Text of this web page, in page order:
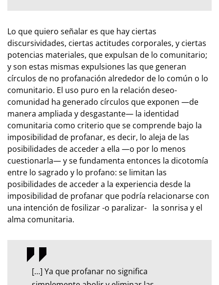
Lo que quiero señalar es que hay ciertas
discursividades, ciertas actitudes corporales, y ciertas
potencias materiales, que expulsan de lo comunitario;
y son estas mismas expulsiones las que generan
círculos de no profanación alrededor de lo común o lo
comunitario. El uso puro en la relación deseo-
comunidad ha generado círculos que exponen —de
manera ampliada y desgastante— la identidad
comunitaria como criterio que se comprende bajo la
imposibilidad de profanar, es decir, lo aleja de las
posibilidades de acceder a ella —o por lo menos
cuestionarla— y se fundamenta entonces la dicotomía
entre lo sagrado y lo profano: se limitan las
posibilidades de acceder a la experiencia desde la
imposibilidad de profanar que podría relacionarse con
una intención de fosilizar -o paralizar- la sonrisa y el
alma comunitaria.
[…] Ya que profanar no significa